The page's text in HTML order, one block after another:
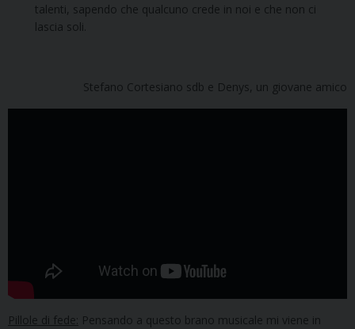
talenti, sapendo che qualcuno crede in noi e che non ci
lascia soli.
Stefano Cortesiano sdb e Denys, un giovane amico
Pillole di fede: Pensando a questo brano musicale mi viene in